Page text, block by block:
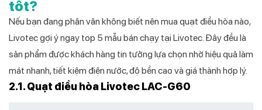
tốt?
Nếu bạn đang phân vân không biết nên mua quạt điều hòa nào,
Livotec gợi ý ngay top 5 mẫu bán chạy tại Livotec. Đây đều là
sản phẩm được khách hàng tin tưởng lựa chọn nhờ hiệu quả làm
mát nhanh, tiết kiệm điện nước, độ bền cao và giá thành hợp lý.
2.1. Quạt điều hòa Livotec LAC-G60